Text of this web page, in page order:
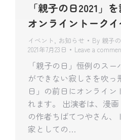
「親子の日2021」
オンライントーク
イベント , お知らせ By 親子
2021年7月23日
Leave a
「親子の日」恒例のス
ができない寂しさを吹っ
日」の前日にオンライ
れます。 出演者は、漫画
の作者ちばてつやさん
家としての…